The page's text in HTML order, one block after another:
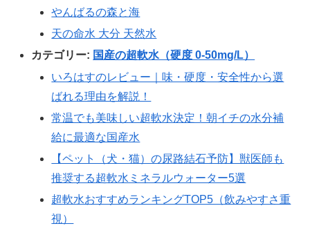
やんばるの森と海
天の命水 大分 天然水
カテゴリー: 国産の超軟水（硬度 0-50mg/L）
いろはすのレビュー｜味・硬度・安全性から選
ばれる理由を解説！
常温でも美味しい超軟水決定！朝イチの水分補
給に最適な国産水
【ペット（犬・猫）の尿路結石予防】獣医師も
推奨する超軟水ミネラルウォーター5選
超軟水おすすめランキングTOP5（飲みやすさ重
視）